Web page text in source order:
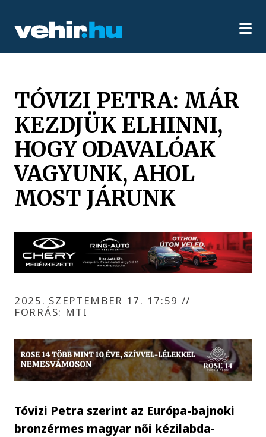
TÓVIZI PETRA: MÁR
KEZDJÜK ELHINNI,
HOGY ODAVALÓAK
VAGYUNK, AHOL
MOST JÁRUNK
2025. SZEPTEMBER 17. 17:59 //
FORRÁS: MTI
Tóvizi Petra szerint az Európa-bajnoki
bronzérmes magyar női kézilabda-